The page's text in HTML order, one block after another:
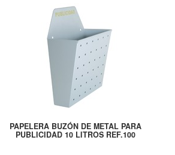
PAPELERA BUZÓN DE METAL PARA
PUBLICIDAD 10 LITROS REF.100